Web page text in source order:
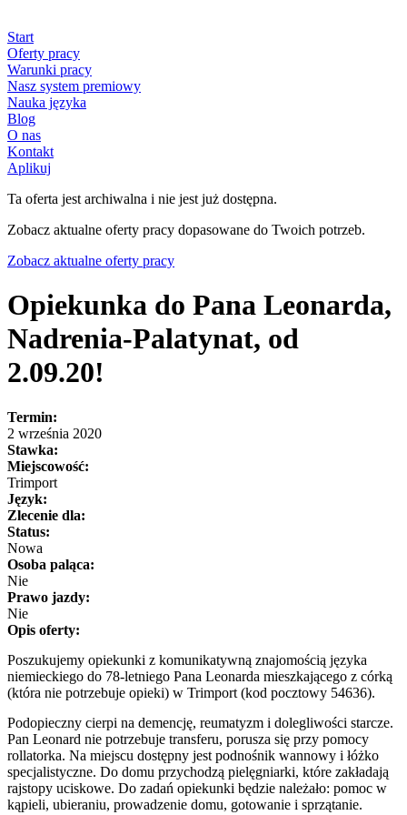
Start
Oferty pracy
Warunki pracy
Nasz system premiowy
Nauka języka
Blog
O nas
Kontakt
Aplikuj
Ta oferta jest archiwalna i nie jest już dostępna.
Zobacz aktualne oferty pracy dopasowane do Twoich potrzeb.
Zobacz aktualne oferty pracy
Opiekunka do Pana Leonarda,
Nadrenia-Palatynat, od
2.09.20!
Termin:
2 września 2020
Stawka:
Miejscowość:
Trimport
Język:
Zlecenie dla:
Status:
Nowa
Osoba paląca:
Nie
Prawo jazdy:
Nie
Opis oferty:
Poszukujemy opiekunki z komunikatywną znajomością języka
niemieckiego do 78-letniego Pana Leonarda mieszkającego z córką
(która nie potrzebuje opieki) w Trimport (kod pocztowy 54636).
Podopieczny cierpi na demencję, reumatyzm i dolegliwości starcze.
Pan Leonard nie potrzebuje transferu, porusza się przy pomocy
rollatorka. Na miejscu dostępny jest podnośnik wannowy i łóżko
specjalistyczne. Do domu przychodzą pielęgniarki, które zakładają
rajstopy uciskowe. Do zadań opiekunki będzie należało: pomoc w
kąpieli, ubieraniu, prowadzenie domu, gotowanie i sprzątanie.